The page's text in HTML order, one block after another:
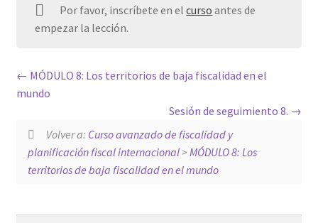
Por favor, inscríbete en elcurso antes de
empezar la lección.
MÓDULO 8: Los territorios de baja fiscalidad en el
mundo
Sesión de seguimiento 8.
Volver a: Curso avanzado de fiscalidad y
planificación fiscal internacional>MÓDULO 8: Los
territorios de baja fiscalidad en el mundo